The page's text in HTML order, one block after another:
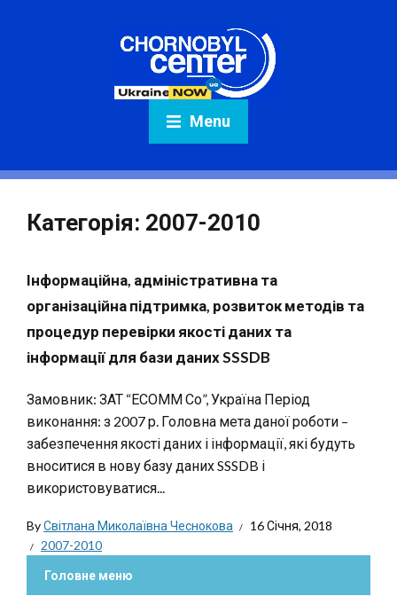
Menu
Категорія: 2007-2010
Інформаційна, адміністративна та
організаційна підтримка, розвиток методів та
процедур перевірки якості даних та
інформації для бази даних SSSDB
Замовник: ЗАТ “ЕСОММ Со”, Україна Період
виконання: з 2007 р. Головна мета даної роботи –
забезпечення якості даних і інформації, які будуть
вноситися в нову базу даних SSSDB і
використовуватися...
ByСвітлана Миколаївна Чеснокова
16 Січня, 2018
2007-2010
Головне меню